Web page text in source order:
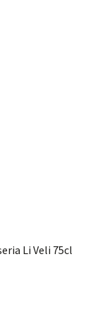
Li Veli 75cl